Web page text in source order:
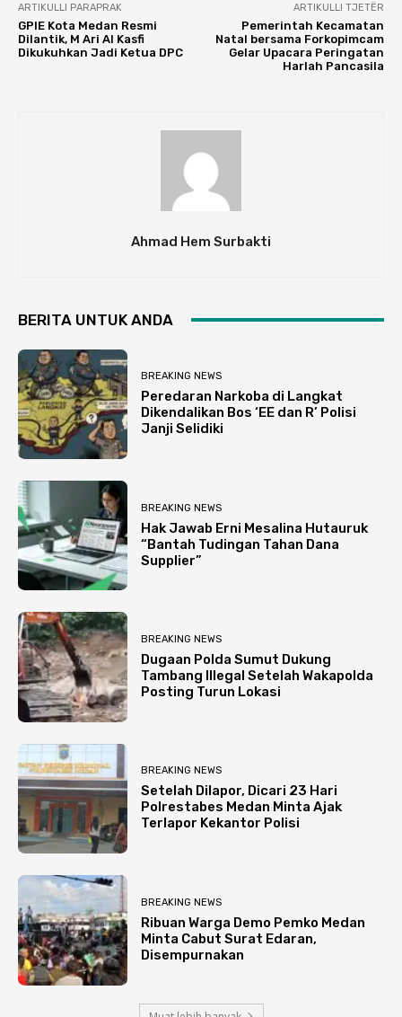
ARTIKULLI PARAPRAK
GPIE Kota Medan Resmi
Dilantik, M Ari Al Kasfi
Dikukuhkan Jadi Ketua DPC
ARTIKULLI TJETËR
Pemerintah Kecamatan
Natal bersama Forkopimcam
Gelar Upacara Peringatan
Harlah Pancasila
Ahmad Hem Surbakti
BERITA UNTUK ANDA
BREAKING NEWS
Peredaran Narkoba di Langkat
Dikendalikan Bos ‘EE dan R’ Polisi
Janji Selidiki
BREAKING NEWS
Hak Jawab Erni Mesalina Hutauruk
“Bantah Tudingan Tahan Dana
Supplier”
BREAKING NEWS
Dugaan Polda Sumut Dukung
Tambang Illegal Setelah Wakapolda
Posting Turun Lokasi
BREAKING NEWS
Setelah Dilapor, Dicari 23 Hari
Polrestabes Medan Minta Ajak
Terlapor Kekantor Polisi
BREAKING NEWS
Ribuan Warga Demo Pemko Medan
Minta Cabut Surat Edaran,
Disempurnakan